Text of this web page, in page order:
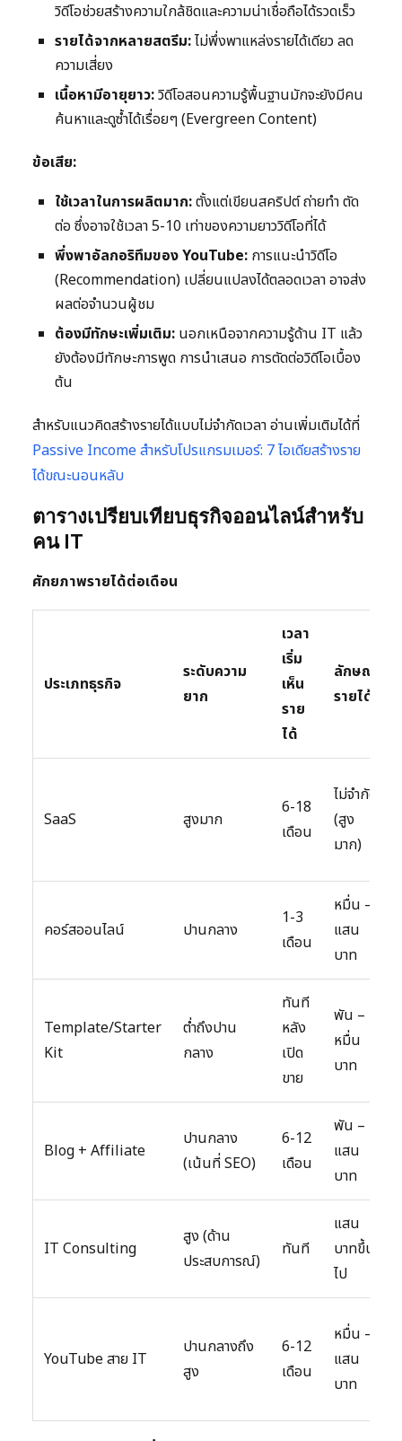
วิดีโอช่วยสร้างความใกล้ชิดและความน่าเชื่อถือได้รวดเร็ว
รายได้จากหลายสตรีม:ไม่พึ่งพาแหล่งรายได้เดียว ลด
ความเสี่ยง
เนื้อหามีอายุยาว:วิดีโอสอนความรู้พื้นฐานมักจะยังมีคน
ค้นหาและดูซ้ำได้เรื่อยๆ (Evergreen Content)
ข้อเสีย:
ใช้เวลาในการผลิตมาก:ตั้งแต่เขียนสคริปต์ ถ่ายทำ ตัด
ต่อ ซึ่งอาจใช้เวลา 5-10 เท่าของความยาววิดีโอที่ได้
พึ่งพาอัลกอริทึมของ YouTube: การแนะนำวิดีโอ
(Recommendation) เปลี่ยนแปลงได้ตลอดเวลา อาจส่ง
ผลต่อจำนวนผู้ชม
ต้องมีทักษะเพิ่มเติม: นอกเหนือจากความรู้ด้าน IT แล้ว
ยังต้องมีทักษะการพูด การนำเสนอ การตัดต่อวิดีโอเบื้อง
ต้น
สำหรับแนวคิดสร้างรายได้แบบไม่จำกัดเวลา อ่านเพิ่มเติมได้ที่
Passive Income สำหรับโปรแกรมเมอร์: 7 ไอเดียสร้างราย
ได้ขณะนอนหลับ
ตารางเปรียบเทียบธุรกิจออนไลน์สำหรับ
คน IT
ศักยภาพรายได้ต่อเดือน
ประเภทธุรกิจ
ระดับความ
ยาก
เวลา
เริ่ม
เห็น
ราย
ได้
ลักษณะ
รายได้
SaaS สูงมาก
6-18
เดือน
ไม่จำกัด
(สูง
มาก)
คอร์สออนไลน์ ปานกลาง
1-3
เดือน
หมื่น –
แสน
บาท
Template/Starter
Kit
ต่ำถึงปาน
กลาง
ทันที
หลัง
เปิด
ขาย
พัน –
หมื่น
บาท
Blog + Affiliate
ปานกลาง
(เน้นที่ SEO)
6-12
เดือน
พัน –
แสน
บาท
IT Consulting
สูง (ด้าน
ประสบการณ์)
ทันที
แสน
บาทขึ้น
ไป
YouTube สาย IT
ปานกลางถึง
สูง
6-12
เดือน
หมื่น –
แสน
บาท